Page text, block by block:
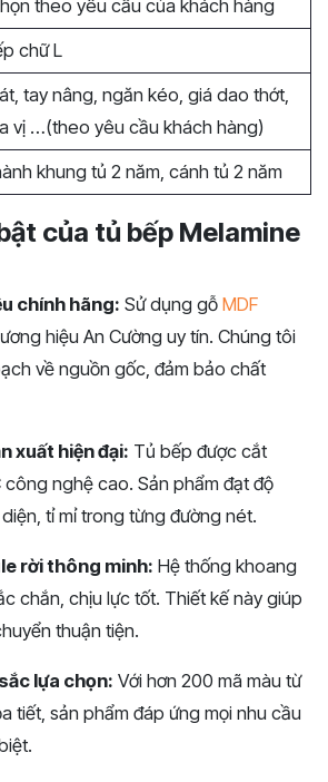
theo yêu cầu của khách hàng
chữ L
tay nâng, ngăn kéo, giá dao thớt,
vị …(theo yêu cầu khách hàng)
khung tủ 2 năm, cánh tủ 2 năm
của tủ bếp Melamine
chính hãng: Sử dụng gỗ MDF
hiệu An Cường uy tín. Chúng tôi
về nguồn gốc, đảm bảo chất
xuất hiện đại: Tủ bếp được cắt
công nghệ cao. Sản phẩm đạt độ
tỉ mỉ trong từng đường nét.
rời thông minh: Hệ thống khoang
chắn, chịu lực tốt. Thiết kế này giúp
thuận tiện.
lựa chọn: Với hơn 200 mã màu từ
tiết, sản phẩm đáp ứng mọi nhu cầu